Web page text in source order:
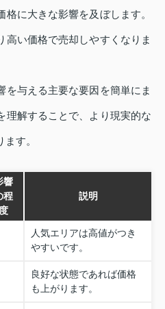
に大きな影響を及ぼします。
高い価格で売却しやすくなりま
を与える主要な要因を簡単にま
理解することで、より現実的な
す。
響
程
度
説明
人気エリアは高値がつき
やすいです。
良好な状態であれば価格
も上がります。